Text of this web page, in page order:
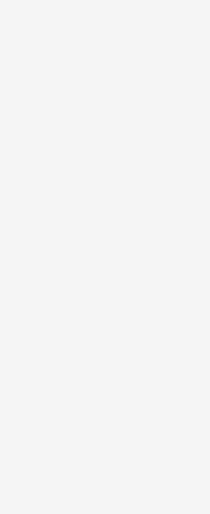
やすいです。
化や刺激が少なくな
ます。周囲との関わ
さを強く意識する
意識的に外へ出か
ながります。
を運んだりして、外
してください。